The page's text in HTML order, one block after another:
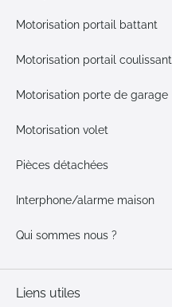
Motorisation portail battant
Motorisation portail coulissant
Motorisation porte de garage
Motorisation volet
Pièces détachées
Interphone/alarme maison
Qui sommes nous ?
Liens utiles